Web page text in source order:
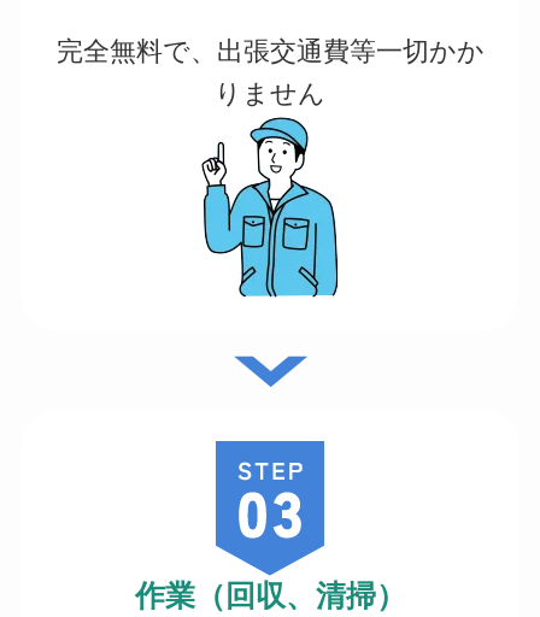
完全無料で、出張交通費等一切かか
りません
作業（回収、清掃）